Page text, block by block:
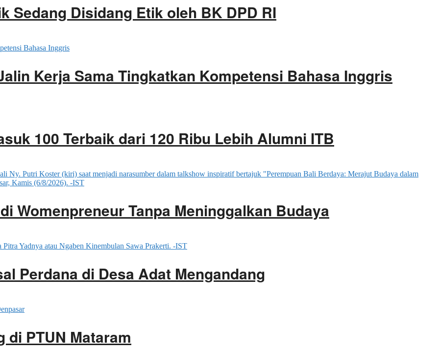
Sedang Disidang Etik oleh BK DPD RI
Kerja Sama Tingkatkan Kompetensi Bahasa Inggris
100 Terbaik dari 120 Ribu Lebih Alumni ITB
Womenpreneur Tanpa Meninggalkan Budaya
Perdana di Desa Adat Mengandang
di PTUN Mataram